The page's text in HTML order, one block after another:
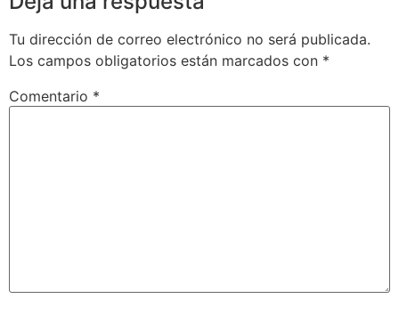
Tu dirección de correo electrónico no será publicada.
Los campos obligatorios están marcados con *
Comentario *